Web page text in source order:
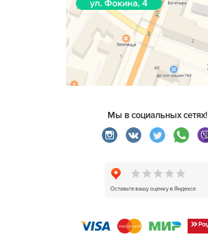
Мы в социальных сетях!